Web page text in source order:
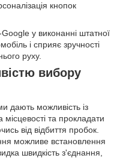
кнопок
Google у виконанні штатної
і сприяє зручності
руху.
вибору
дають можливість із
місцевості та прокладати
від відбиття пробок
можливе встановлення
швидкість з'єднання,